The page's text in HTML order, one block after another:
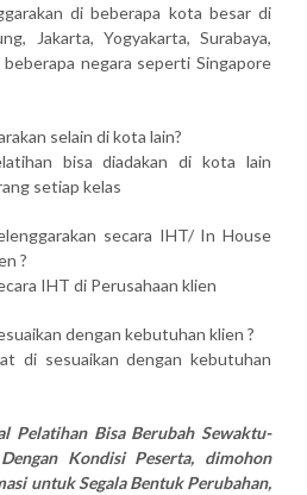
di beberapa kota besar di
Jakarta, Yogyakarta, Surabaya,
beberapa negara seperti Singapore
selain di kota lain?
bisa diadakan di kota lain
setiap kelas
secara IHT/ In House
?
IHT di Perusahaan klien
dengan kebutuhan klien ?
di sesuaikan dengan kebutuhan
Pelatihan Bisa Berubah Sewaktu-
Kondisi Peserta, dimohon
untuk Segala Bentuk Perubahan,